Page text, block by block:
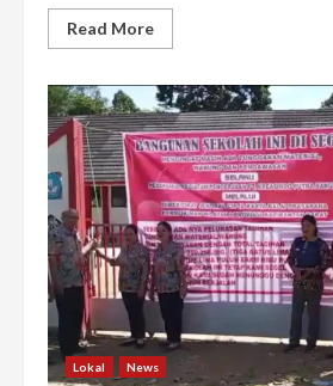
Read MoreRead
more
Sutarmidji
Melekat
di
Ingatan
Warga
Sungai
Baung
Bengkayang
Lokal News